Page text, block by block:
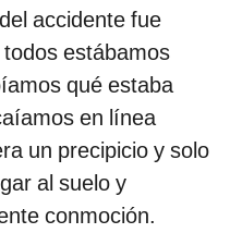
accidente fue
estábamos
qué estaba
en línea
un precipicio y solo
al suelo y
conmoción.